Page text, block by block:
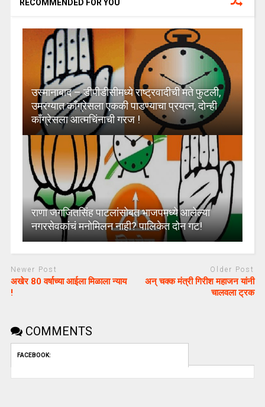
RECOMMENDED FOR YOU
उस्मानाबाद – डीपीडीसीमध्ये राष्ट्रवादीची मते फुटली,
उमरग्यात काँग्रेसला एककी पाडण्याचा प्रयत्न, दोन्ही
काँग्रेसला आत्मचिंनाची गरज !
राणा जगजितसिंह पाटलांसोबत भाजपमध्ये आलेल्या
नगरसेवकांचं मनोमिलन नाही? पालिकेत दोन गट!
Newer Post
अखेर 80 वर्षाच्या आईला मिळाला न्याय
!
Older Post
अन् चक्क मंत्री गिरीश महाजन यांनी
चालवला ट्रक
COMMENTS
FACEBOOK: